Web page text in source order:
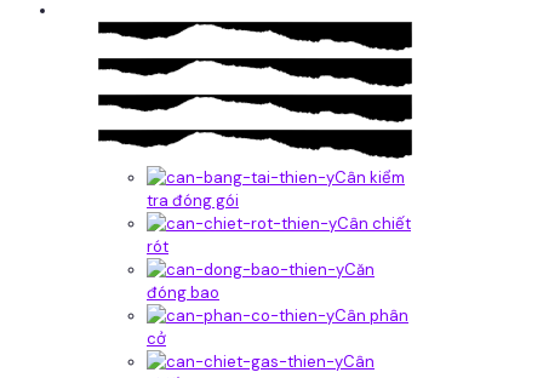
Cân kiểm
tra đóng gói
Cân chiết
rót
Căn
đóng bao
Cân phân
cở
Cân